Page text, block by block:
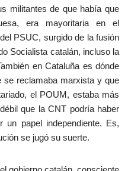
militantes de que había que
era mayoritaria en el
PSUC, surgido de la fusión
Socialista catalán, incluso la
en Cataluña es dónde
se reclamaba marxista y que
el POUM, estaba más
que la CNT podría haber
un papel independiente. Es,
se jugó su suerte.